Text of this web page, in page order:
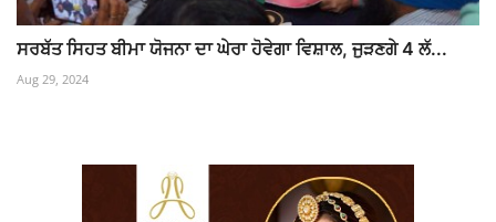
ਸਰਬੱਤ ਸਿਹਤ ਬੀਮਾ ਯੋਜਨਾ ਦਾ ਘੇਰਾ ਹੋਵੇਗਾ ਵਿਸ਼ਾਲ, ਜੁੜਣਗੇ 4 ਲੱ...
Aug 29, 2024